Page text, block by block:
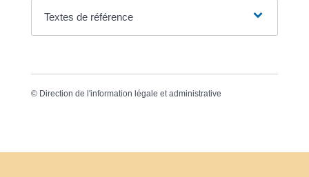
Textes de référence
© Direction de l'information légale et administrative